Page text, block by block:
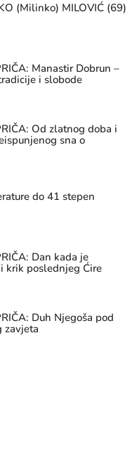
(Milinko) MILOVIĆ (69)
Manastir Dobrun –
i slobode
Od zlatnog doba i
sna o
do 41 stepen
Dan kada je
krik poslednjeg Ćire
Duh Njegoša pod
zavjeta